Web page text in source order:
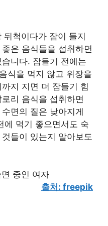
척이다가 잠이 들지
은 음식들을 섭취하면
니다. 잠들기 전에는
식을 먹지 않고 위장을
지 지면 더 잠들기 힘
리 음식을 섭취하면
면의 질은 낮아지게
에 먹기 좋으면서도 숙
들이 있는지 알아보도
출처: freepik